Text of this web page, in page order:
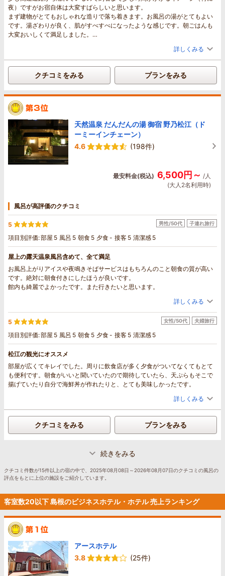
夜）ですがお宿自体は大変すばらしいと思います。
まず建物がとてもおしゃれな造りで落ち着きます。お風呂の湯がとてもよい
です。湯ざわりが良く、肌がすべすべになったような感じです。朝ごはんも
大変おいしくて満足しました。
今回、夕食をとれる時間に行くことが出来なかったので次は晩ごはん（フレ
ンチ？？）に挑戦してワインを飲んでみたいと思います
詳しくみる
クチコミをみる プランをみる
天然温泉 だんだんの湯 御宿 野乃松江（ド
ーミーインチェーン）
4.6
(198件)
最安料金(税込) 6,500円～ /人
(大人2名利用時)
風呂が高評価のクチコミ
5
項目別評価:部屋 5 風呂 5 朝食 5 夕食- 接客 5 清潔感 5
男性/50代 子連れ旅行
屋上の露天温泉風呂含めて、全て満足
お風呂上がりアイスや夜鳴きそばサービスはもちろんのこと朝食の質が高い
です。絶対に朝食付きにしたほうが良いです。
館内も綺麗でよかったです。また行きたいと思います。
詳しくみる
5
項目別評価:部屋 5 風呂 5 朝食 5 夕食- 接客 5 清潔感 5
女性/50代 夫婦旅行
松江の観光にオススメ
部屋が広くてキレイでした。周りに飲食店が多く夕食がついてなくてもとて
も便利です。朝食がいいと聞いていたので期待していたら、天ぷらもそこで
揚げていたり自分で海鮮丼が作れたりと、とても美味しかったです。
詳しくみる
クチコミをみる プランをみる
続きをみる
クチコミ件数が15件以上の宿の中で、2025年08月08日～2026年08月07日のクチコミの風呂の
評点をもとに上位の施設をご紹介しています。
客室数20以下 島根のビジネスホテル・ホテル 売上ランキング
アースホテル
3.8
(25件)